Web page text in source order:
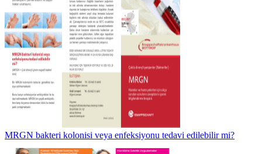
MRGN bakteri kolonisi veya enfeksiyonu tedavi edilebilir mi?